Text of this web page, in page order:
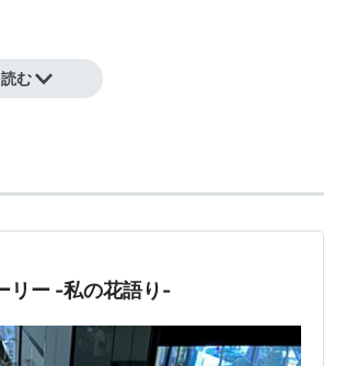
などに使われることが多い。
む
リー -私の花語り-